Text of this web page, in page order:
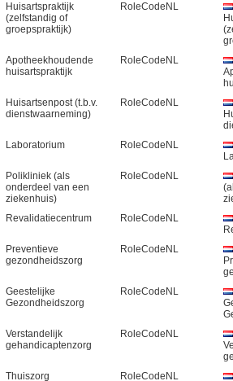
Huisartspraktijk
(zelfstandig of
groepspraktijk)
RoleCodeNL
Apotheekhoudende
huisartspraktijk
RoleCodeNL
Huisartsenpost (t.b.v.
dienstwaarneming)
RoleCodeNL
Laboratorium
RoleCodeNL
Polikliniek (als
onderdeel van een
ziekenhuis)
RoleCodeNL
Revalidatiecentrum
RoleCodeNL
Preventieve
gezondheidszorg
RoleCodeNL
Geestelijke
Gezondheidszorg
RoleCodeNL
Verstandelijk
gehandicaptenzorg
RoleCodeNL
Thuiszorg
RoleCodeNL